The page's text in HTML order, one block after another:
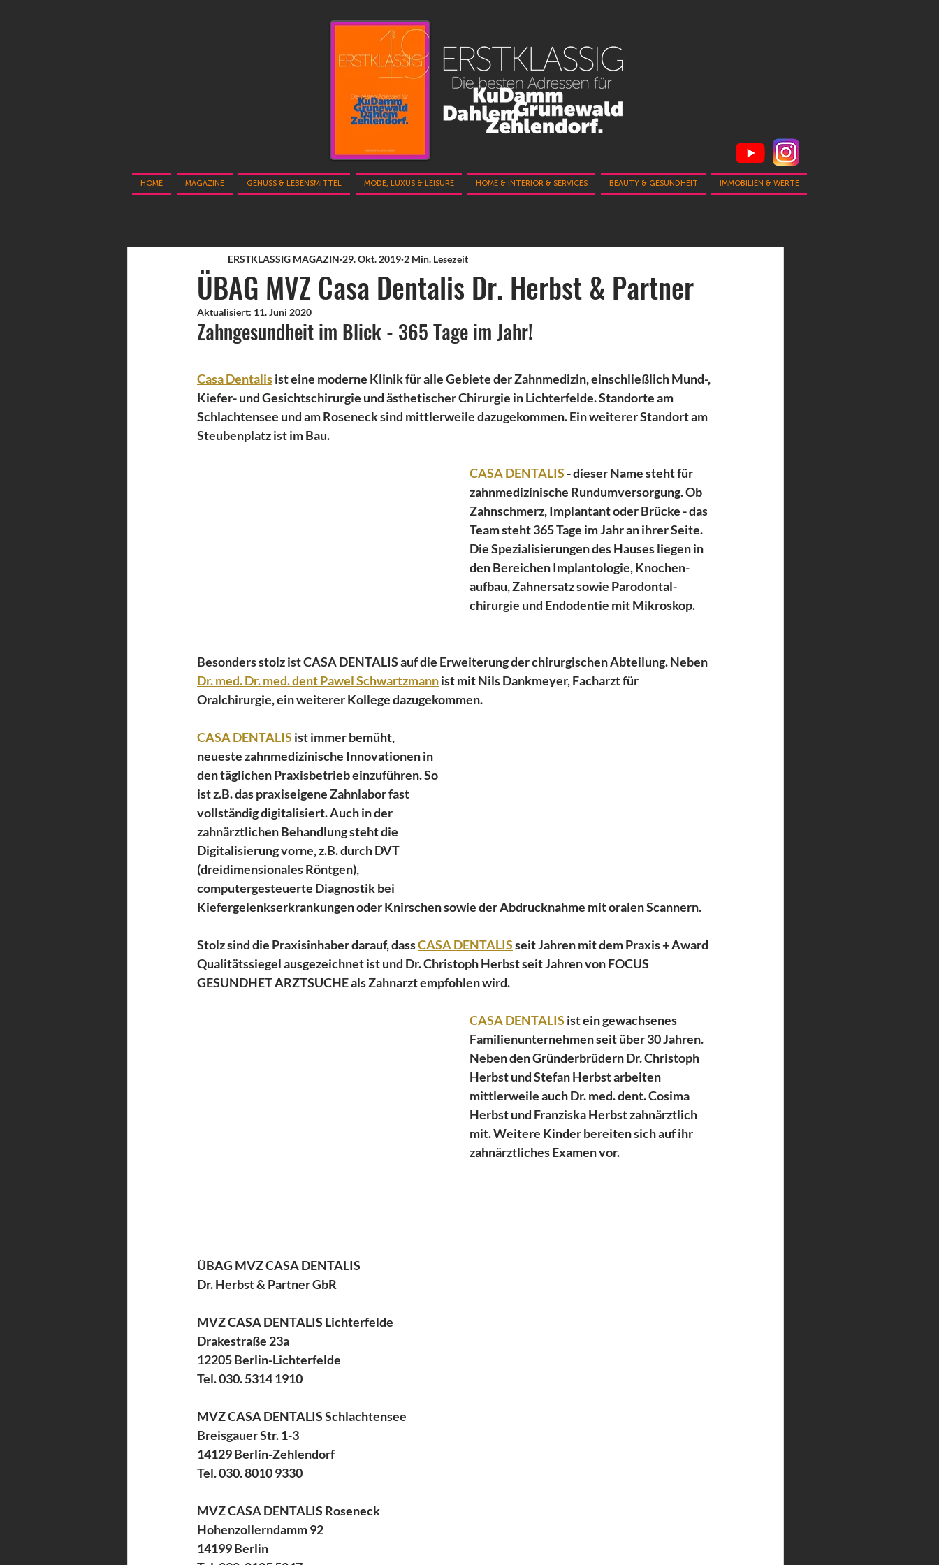
HOME MAGAZINE GENUSS & LEBENSMITTEL MODE, LUXUS & LEISURE HOME & INTERIOR & SERVICES BEAUTY & GESUNDHEIT IMMOBILIEN & WERTE
ÜBAG MVZ Casa Dentalis Dr. Herbst & Partner
ERSTKLASSIG MAGAZIN 29. Okt. 2019 2 Min. Lesezeit
Aktualisiert: 11. Juni 2020
Zahngesundheit im Blick - 365 Tage im Jahr!
Casa Dentalis ist eine moderne Klinik für alle Gebiete der Zahnmedizin, einschließlich Mund-,
Kiefer- und Gesichtschirurgie und ästhetischer Chirurgie in Lichterfelde. Standorte am
Schlachtensee und am Roseneck sind mittlerweile dazugekommen. Ein weiterer Standort am
Steubenplatz ist im Bau.
CASA DENTALIS - dieser Name steht für
zahnmedizinische Rundumversorgung. Ob
Zahnschmerz, Implantant oder Brücke - das
Team steht 365 Tage im Jahr an ihrer Seite.
Die Spezialisierungen des Hauses liegen in
den Bereichen Implantologie, Knochen-
aufbau, Zahnersatz sowie Parodontal-
chirurgie und Endodentie mit Mikroskop.
Besonders stolz ist CASA DENTALIS auf die Erweiterung der chirurgischen Abteilung. Neben
Dr. med. Dr. med. dent Pawel Schwartzmann ist mit Nils Dankmeyer, Facharzt für
Oralchirurgie, ein weiterer Kollege dazugekommen.
CASA DENTALIS ist immer bemüht,
neueste zahnmedizinische Innovationen in
den täglichen Praxisbetrieb einzuführen. So
ist z.B. das praxiseigene Zahnlabor fast
vollständig digitalisiert. Auch in der
zahnärztlichen Behandlung steht die
Digitalisierung vorne, z.B. durch DVT
(dreidimensionales Röntgen),
computergesteuerte Diagnostik bei
Kiefergelenkserkrankungen oder Knirschen sowie der Abdrucknahme mit oralen Scannern.
Stolz sind die Praxisinhaber darauf, dass CASA DENTALIS seit Jahren mit dem Praxis + Award
Qualitätssiegel ausgezeichnet ist und Dr. Christoph Herbst seit Jahren von FOCUS
GESUNDHET ARZTSUCHE als Zahnarzt empfohlen wird.
CASA DENTALIS ist ein gewachsenes
Familienunternehmen seit über 30 Jahren.
Neben den Gründerbrüdern Dr. Christoph
Herbst und Stefan Herbst arbeiten
mittlerweile auch Dr. med. dent. Cosima
Herbst und Franziska Herbst zahnärztlich
mit. Weitere Kinder bereiten sich auf ihr
zahnärztliches Examen vor.
ÜBAG MVZ CASA DENTALIS
Dr. Herbst & Partner GbR
MVZ CASA DENTALIS Lichterfelde
Drakestraße 23a
12205 Berlin-Lichterfelde
Tel. 030. 5314 1910
MVZ CASA DENTALIS Schlachtensee
Breisgauer Str. 1-3
14129 Berlin-Zehlendorf
Tel. 030. 8010 9330
MVZ CASA DENTALIS Roseneck
Hohenzollerndamm 92
14199 Berlin